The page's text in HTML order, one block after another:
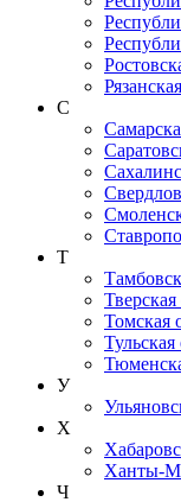
С
Т
Тверская
Томская
Тульская
У
Х
Ханты-
Ч